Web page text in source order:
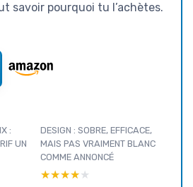
savoir pourquoi tu l’achètes.
:
UN
DESIGN : SOBRE, EFFICACE,
MAIS PAS VRAIMENT BLANC
COMME ANNONCÉ
★★★★★
★★★★★